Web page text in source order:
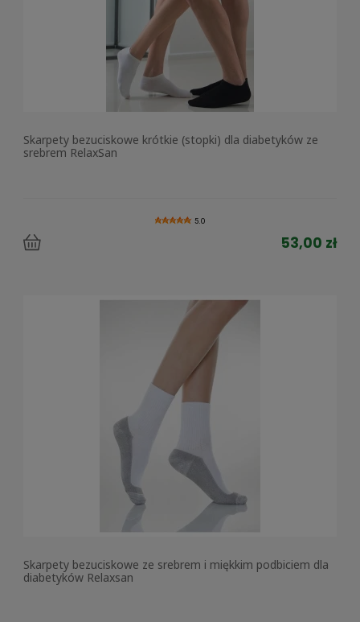
Skarpety bezuciskowe krótkie (stopki) dla diabetyków ze
srebrem RelaxSan
5.0
53,00 zł
Skarpety bezuciskowe ze srebrem i miękkim podbiciem dla
diabetyków Relaxsan